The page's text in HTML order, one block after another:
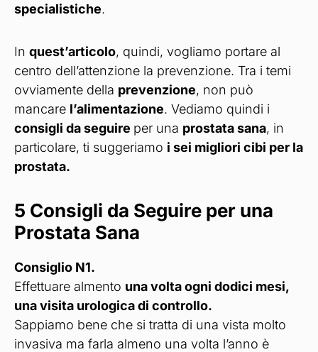
specialistiche.
In quest’articolo, quindi, vogliamo portare al
centro dell’attenzione la prevenzione. Tra i temi
ovviamente della prevenzione, non può
mancare l’alimentazione. Vediamo quindi i
consigli da seguire per una prostata sana, in
particolare, ti suggeriamo i sei migliori cibi per la
prostata.
5 Consigli da Seguire per una
Prostata Sana
Consiglio N1.
Effettuare almento una volta ogni dodici mesi,
una visita urologica di controllo.
Sappiamo bene che si tratta di una vista molto
invasiva ma farla almeno una volta l’anno è